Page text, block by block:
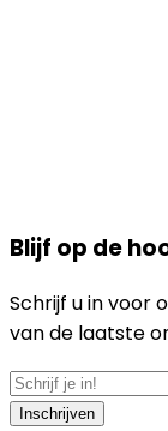
Blijf op de
Schrijf u in voor
van de laatste
Inschrijven